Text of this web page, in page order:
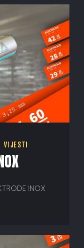
VIJESTI
INOX